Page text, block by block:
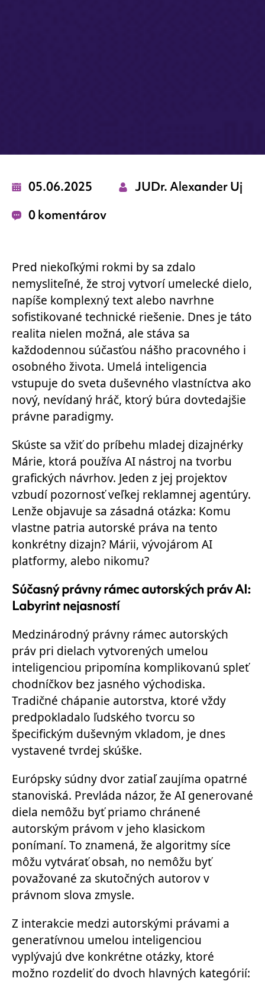
05.06.2025
JUDr. Alexander Uj
0 komentárov
Pred niekoľkými rokmi by sa zdalo
nemysliteľné, že stroj vytvorí umelecké dielo,
napíše komplexný text alebo navrhne
sofistikované technické riešenie. Dnes je táto
realita nielen možná, ale stáva sa
každodennou súčasťou nášho pracovného i
osobného života. Umelá inteligencia
vstupuje do sveta duševného vlastníctva ako
nový, nevídaný hráč, ktorý búra dovtedajšie
právne paradigmy.
Skúste sa vžiť do príbehu mladej dizajnérky
Márie, ktorá používa AI nástroj na tvorbu
grafických návrhov. Jeden z jej projektov
vzbudí pozornosť veľkej reklamnej agentúry.
Lenže objavuje sa zásadná otázka: Komu
vlastne patria autorské práva na tento
konkrétny dizajn? Márii, vývojárom AI
platformy, alebo nikomu?
Súčasný právny rámec autorských práv AI:
Labyrint nejasností
Medzinárodný právny rámec autorských
práv pri dielach vytvorených umelou
inteligenciou pripomína komplikovanú spleť
chodníčkov bez jasného východiska.
Tradičné chápanie autorstva, ktoré vždy
predpokladalo ľudského tvorcu so
špecifickým duševným vkladom, je dnes
vystavené tvrdej skúške.
Európsky súdny dvor zatiaľ zaujíma opatrné
stanoviská. Prevláda názor, že AI generované
diela nemôžu byť priamo chránené
autorským právom v jeho klasickom
ponímaní. To znamená, že algoritmy síce
môžu vytvárať obsah, no nemôžu byť
považované za skutočných autorov v
právnom slova zmysle.
Z interakcie medzi autorskými právami a
generatívnou umelou inteligenciou
vyplývajú dve konkrétne otázky, ktoré
možno rozdeliť do dvoch hlavných kategórií: